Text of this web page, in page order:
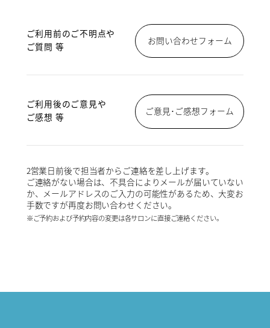
ご利用前のご不明点や
ご質問 等
お問い合わせフォーム
ご利用後のご意見や
ご感想 等
ご意見･ご感想フォーム
2営業日前後で担当者からご連絡を差し上げます。
ご連絡がない場合は、不具合によりメールが届いていない
か、メールアドレスのご入力の可能性があるため、大変お
手数ですが再度お問い合わせください。
※ご予約および予約内容の変更は各サロンに直接ご連絡ください。